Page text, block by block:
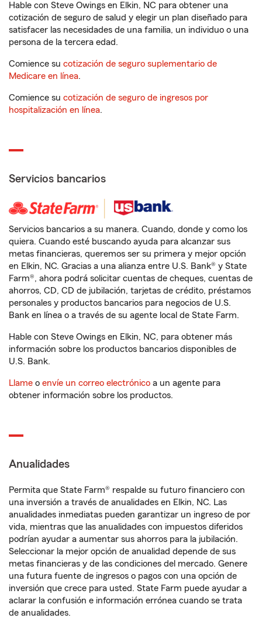
Hable con Steve Owings en Elkin, NC para obtener una
cotización de seguro de salud y elegir un plan diseñado para
satisfacer las necesidades de una familia, un individuo o una
persona de la tercera edad.
Comience su cotización de seguro suplementario de
Medicare en línea.
Comience su cotización de seguro de ingresos por
hospitalización en línea.
Servicios bancarios
Servicios bancarios a su manera. Cuando, donde y como los
quiera. Cuando esté buscando ayuda para alcanzar sus
metas financieras, queremos ser su primera y mejor opción
en Elkin, NC. Gracias a una alianza entre U.S. Bank® y State
Farm®, ahora podrá solicitar cuentas de cheques, cuentas de
ahorros, CD, CD de jubilación, tarjetas de crédito, préstamos
personales y productos bancarios para negocios de U.S.
Bank en línea o a través de su agente local de State Farm.
Hable con Steve Owings en Elkin, NC, para obtener más
información sobre los productos bancarios disponibles de
U.S. Bank.
Llame o envíe un correo electrónico a un agente para
obtener información sobre los productos.
Anualidades
Permita que State Farm® respalde su futuro financiero con
una inversión a través de anualidades en Elkin, NC. Las
anualidades inmediatas pueden garantizar un ingreso de por
vida, mientras que las anualidades con impuestos diferidos
podrían ayudar a aumentar sus ahorros para la jubilación.
Seleccionar la mejor opción de anualidad depende de sus
metas financieras y de las condiciones del mercado. Genere
una futura fuente de ingresos o pagos con una opción de
inversión que crece para usted. State Farm puede ayudar a
aclarar la confusión e información errónea cuando se trata
de anualidades.